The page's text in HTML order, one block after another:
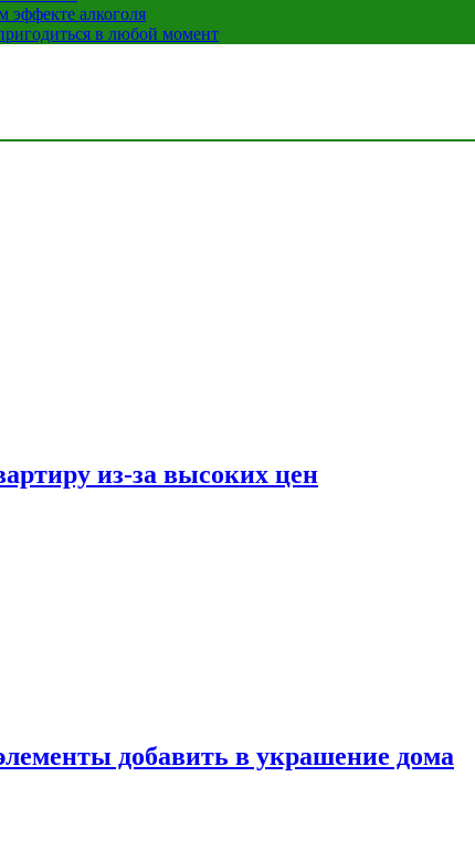
эффекте алкоголя
в любой момент
из-за высоких цен
добавить в украшение дома